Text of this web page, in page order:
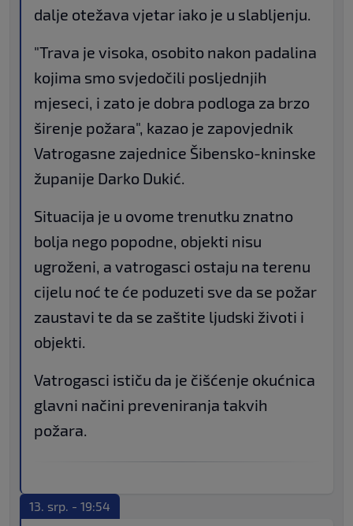
dalje otežava vjetar iako je u slabljenju.
"Trava je visoka, osobito nakon padalina
kojima smo svjedočili posljednjih
mjeseci, i zato je dobra podloga za brzo
širenje požara", kazao je zapovjednik
Vatrogasne zajednice Šibensko-kninske
županije Darko Dukić.
Situacija je u ovome trenutku znatno
bolja nego popodne, objekti nisu
ugroženi, a vatrogasci ostaju na terenu
cijelu noć te će poduzeti sve da se požar
zaustavi te da se zaštite ljudski životi i
objekti.
Vatrogasci ističu da je čišćenje okućnica
glavni načini preveniranja takvih
požara.
13. srp. - 19:54